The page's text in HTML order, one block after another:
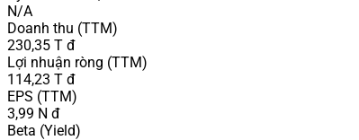
N/A
Doanh thu (TTM)
230,35 T đ
Lợi nhuận ròng (TTM)
114,23 T đ
EPS (TTM)
3,99 N đ
Beta (Yield)